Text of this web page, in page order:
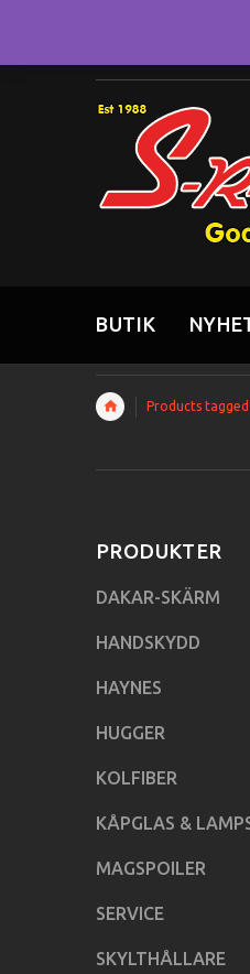
BUTIK
Products tagged
PRODUKTER
DAKAR-SKÄRM
HANDSKYDD
HAYNES
HUGGER
KOLFIBER
KÅPGLAS &
MAGSPOILER
SERVICE
SKYLTHÅLLARE